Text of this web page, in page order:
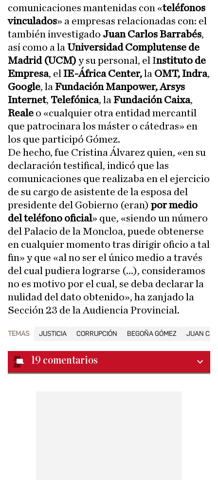
comunicaciones mantenidas con «teléfonos
vinculados» a empresas relacionadas con: el
también investigado Juan Carlos Barrabés,
así como a la Universidad Complutense de
Madrid (UCM) y su personal, el Instituto de
Empresa, el IE-África Center,la OMT,Indra,
Google, la Fundación Manpower,Arsys
Internet, Telefónica, la Fundación Caixa,
Reale o «cualquier otra entidad mercantil
que patrocinara los máster o cátedras» en
los que participó Gómez.
De hecho, fue Cristina Álvarez quien, «en su
declaración testifical, indicó que las
comunicaciones que realizaba en el ejercicio
de su cargo de asistente de la esposa del
presidente del Gobierno (eran) por medio
del teléfono oficial» que, «siendo un número
del Palacio de la Moncloa, puede obtenerse
en cualquier momento tras dirigir oficio a tal
fin» y que «al no ser el único medio a través
del cual pudiera lograrse (...), consideramos
no es motivo por el cual, se deba declarar la
nulidad del dato obtenido», ha zanjado la
Sección 23 de la Audiencia Provincial.
TEMAS JUSTICIA CORRUPCIÓN BEGOÑA GÓMEZ JUAN
19 comentarios